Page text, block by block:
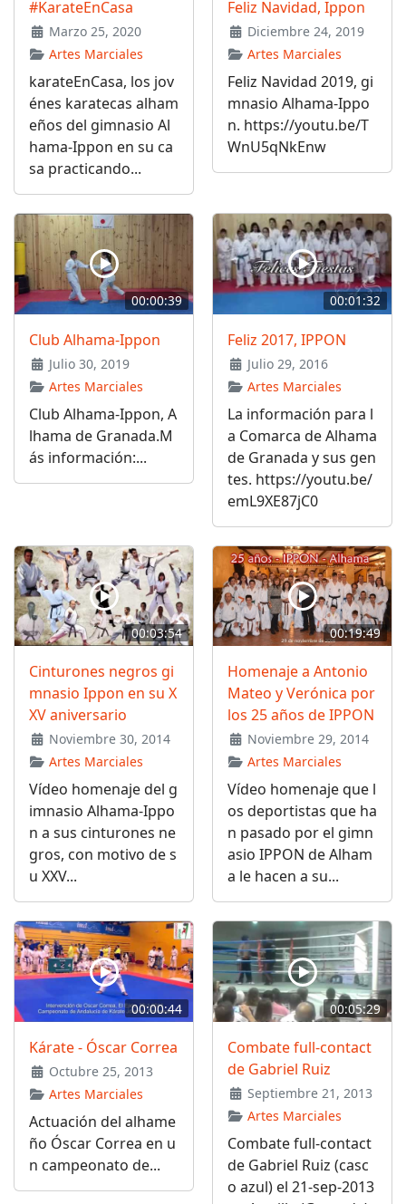
#KarateEnCasa
Marzo 25, 2020
Artes Marciales
karateEnCasa, los jov
énes karatecas alham
eños del gimnasio Al
hama-Ippon en su ca
sa practicando...
Feliz Navidad, Ippon
Diciembre 24, 2019
Artes Marciales
Feliz Navidad 2019, gi
mnasio Alhama-Ippo
n. https://youtu.be/T
WnU5qNkEnw
00:00:39
Club Alhama-Ippon
Julio 30, 2019
Artes Marciales
Club Alhama-Ippon, A
lhama de Granada.M
ás información:...
00:01:32
Feliz 2017, IPPON
Julio 29, 2016
Artes Marciales
La información para l
a Comarca de Alhama
de Granada y sus gen
tes. https://youtu.be/
emL9XE87jC0
00:03:54
Cinturones negros gi
mnasio Ippon en su X
XV aniversario
Noviembre 30, 2014
Artes Marciales
Vídeo homenaje del g
imnasio Alhama-Ippo
n a sus cinturones ne
gros, con motivo de s
u XXV...
00:19:49
Homenaje a Antonio
Mateo y Verónica por
los 25 años de IPPON
Noviembre 29, 2014
Artes Marciales
Vídeo homenaje que l
os deportistas que ha
n pasado por el gimn
asio IPPON de Alham
a le hacen a su...
00:00:44
Kárate - Óscar Correa
Octubre 25, 2013
Artes Marciales
Actuación del alhame
ño Óscar Correa en u
n campeonato de...
00:05:29
Combate full-contact
de Gabriel Ruiz
Septiembre 21, 2013
Artes Marciales
Combate full-contact
de Gabriel Ruiz (casc
o azul) el 21-sep-2013